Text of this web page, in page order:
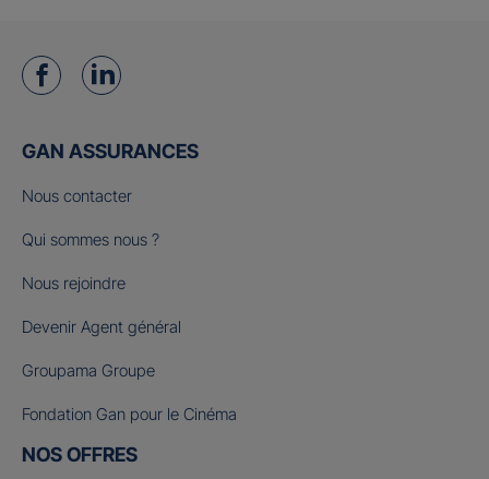
GAN ASSURANCES
Nous contacter
Qui sommes nous ?
Nous rejoindre
Devenir Agent général
Groupama Groupe
Fondation Gan pour le Cinéma
NOS OFFRES